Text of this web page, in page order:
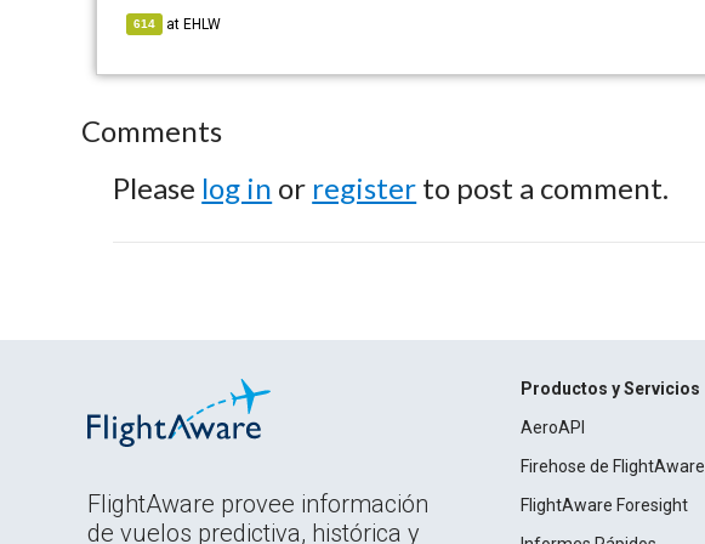
614 at EHLW
Comments
Please log in or register to post a comment.
FlightAware provee información
de vuelos predictiva, histórica y
Productos y Servicios
AeroAPI
Firehose de FlightAware
FlightAware Foresight